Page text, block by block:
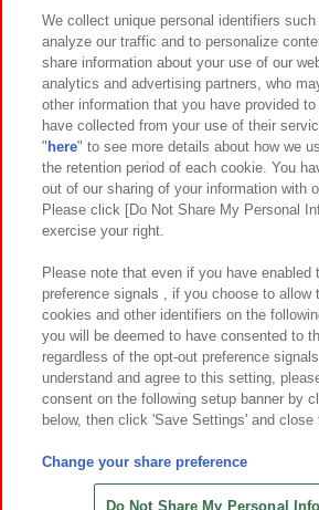
イベント・キャンペーン
関連会社 サステナビリティ
プライバシーポリシー ウェブアクセシビ
お取引先さまとともに
カスタマーハラスメント対応方針 よくある
©Bandai Namco Amusement
©Bandai Namco Amusement
©HANAYASHIKI Co., Ltd. All Rights
We collect unique personal identifiers
analyze our traffic and to personalize
share information about your use of our
analytics and advertising partners, who
other information that you have provided
have collected from your use of their
" here" to see more details about how we
the retention period of each cookie. You
out of our sharing of your information with
Please click [Do Not Share My Personal
exercise your right.
Please note that even if you have enabled
preference signals , if you choose to allow
cookies and other identifiers on the
you will be deemed to have consented to
regardless of the opt-out preference
understand and agree to this setting,
consent on the following setup banner by
below, then click 'Save Settings' and close
Change your share preference
Do Not Share My Personal